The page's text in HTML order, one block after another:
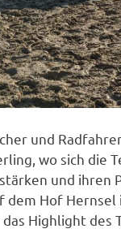
und
wo sich die
und ihren
dem Hof
Highlight des